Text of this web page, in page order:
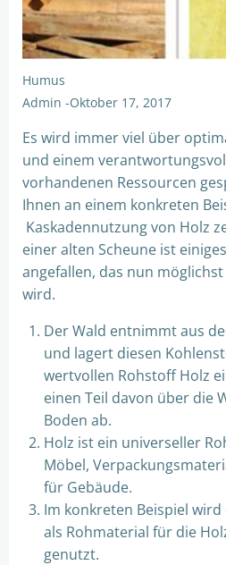
Humus
Admin -Oktober 17, 2017
Es wird immer viel über
und einem
vorhandenen Ressourcen
Ihnen an einem konkreten
Kaskadennutzung von Holz
einer alten Scheune ist
angefallen, das nun
wird.
Der Wald entnimmt aus
und lagert diesen
wertvollen Rohstoff Holz
einen Teil davon über die
Boden ab.
Holz ist ein universeller
Möbel,
für Gebäude.
Im konkreten Beispiel
als Rohmaterial für die
genutzt.